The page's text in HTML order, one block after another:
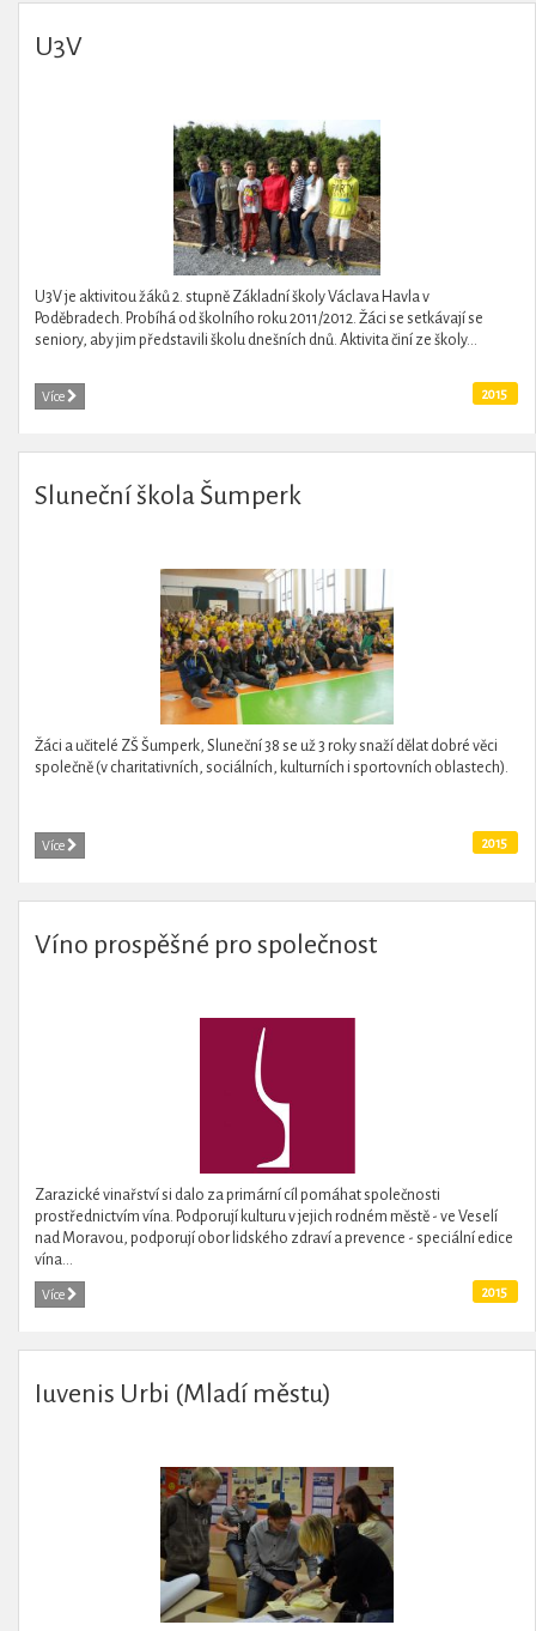
U3V
U3V je aktivitou žáků 2. stupně Základní školy Václava Havla v
Poděbradech. Probíhá od školního roku 2011/2012. Žáci se setkávají se
seniory, aby jim představili školu dnešních dnů. Aktivita činí ze školy...
Více 2015
Sluneční škola Šumperk
Žáci a učitelé ZŠ Šumperk, Sluneční 38 se už 3 roky snaží dělat dobré věci
společně (v charitativních, sociálních, kulturních i sportovních oblastech).
Více 2015
Víno prospěšné pro společnost
Zarazické vinařství si dalo za primární cíl pomáhat společnosti
prostřednictvím vína. Podporují kulturu v jejich rodném městě - ve Veselí
nad Moravou, podporují obor lidského zdraví a prevence - speciální edice
vína...
Více 2015
Iuvenis Urbi (Mladí městu)